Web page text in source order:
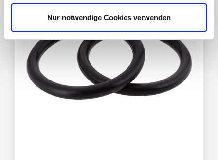
Nur notwendige Cookies verwenden